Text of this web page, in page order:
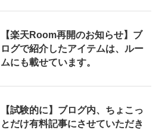
【楽天Room再開のお知らせ】ブ
ログで紹介したアイテムは、ルー
ムにも載せています。
【試験的に】ブログ内、ちょこっ
とだけ有料記事にさせていただき